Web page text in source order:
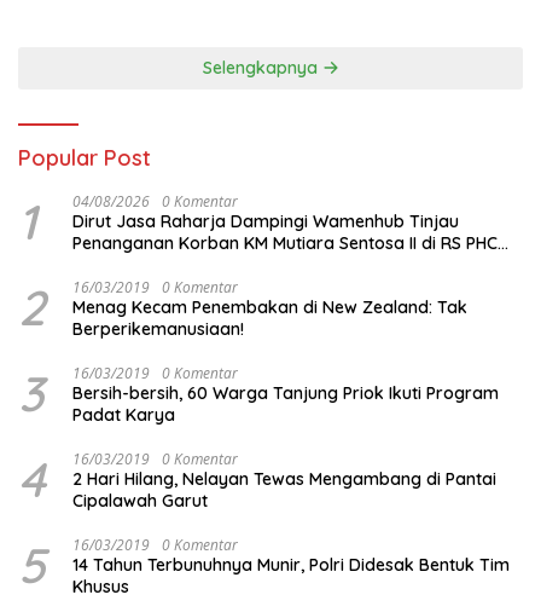
Selengkapnya
Popular Post
1 04/08/2026 0 Komentar
Dirut Jasa Raharja Dampingi Wamenhub Tinjau
Penanganan Korban KM Mutiara Sentosa II di RS PHC
2 16/03/2019 0 Komentar
Menag Kecam Penembakan di New Zealand: Tak
Berperikemanusiaan!
3 16/03/2019 0 Komentar
Bersih-bersih, 60 Warga Tanjung Priok Ikuti Program
Padat Karya
4 16/03/2019 0 Komentar
2 Hari Hilang, Nelayan Tewas Mengambang di Pantai
Cipalawah Garut
5 16/03/2019 0 Komentar
14 Tahun Terbunuhnya Munir, Polri Didesak Bentuk Tim
Khusus